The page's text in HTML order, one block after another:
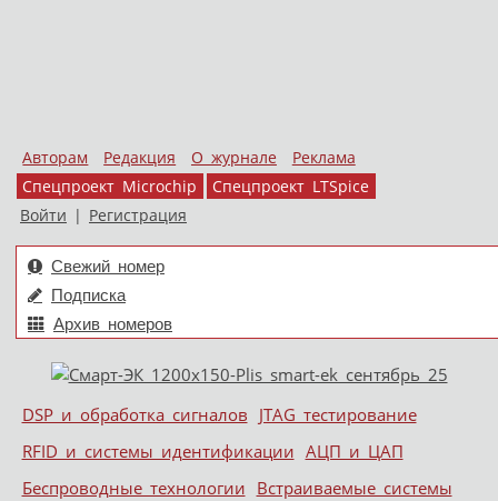
Авторам Редакция О журнале
Реклама
Спецпроект Microchip
Спецпроект LTSpice
Войти | Регистрация
Свежий номер
Подписка
Архив номеров
Меню
Skip to content
DSP и обработка сигналов JTAG тестирование
RFID и системы идентификации АЦП и ЦАП
Беспроводные технологии Встраиваемые системы